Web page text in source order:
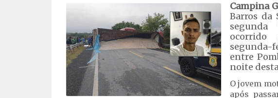
Campina
Barros da
segunda-
entre
noite
O jovem
após